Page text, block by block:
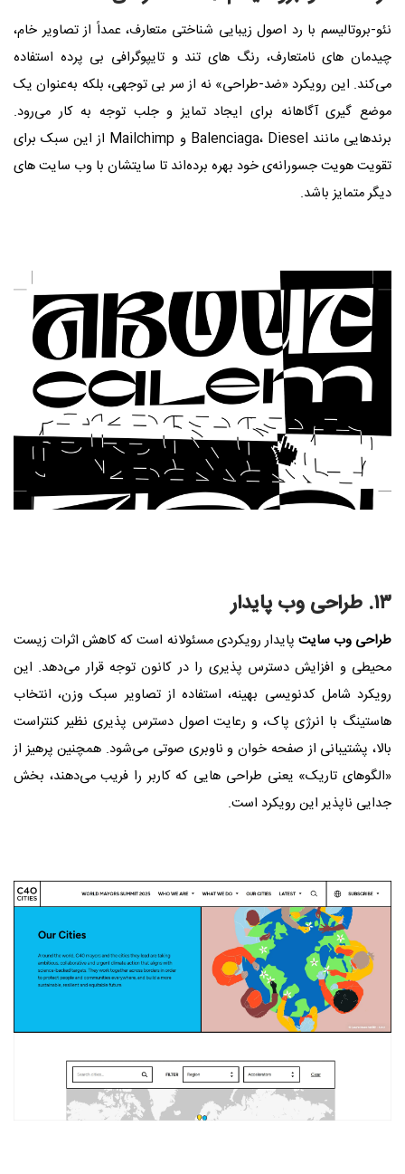
نئو-بروتالیسم با رد اصول زیبایی‌ شناختی متعارف، عمداً از تصاویر خام،
چیدمان‌ های نامتعارف، رنگ‌ های تند و تایپوگرافی بی‌ پرده استفاده
می‌کند. این رویکرد «ضد-طراحی» نه از سر بی‌ توجهی، بلکه به‌عنوان یک
موضع‌ گیری آگاهانه برای ایجاد تمایز و جلب توجه به کار می‌رود.
برندهایی مانند Balenciaga، Diesel و Mailchimp از این سبک برای
تقویت هویت جسورانه‌ی خود بهره برده‌اند تا سایتشان با وب سایت های
دیگر متمایز باشد.
۱۳. طراحی وب پایدار
طراحی وب سایت پایدار رویکردی مسئولانه است که کاهش اثرات زیست‌
محیطی و افزایش دسترس‌ پذیری را در کانون توجه قرار می‌دهد. این
رویکرد شامل کدنویسی بهینه، استفاده از تصاویر سبک‌ وزن، انتخاب
هاستینگ با انرژی پاک، و رعایت اصول دسترس‌ پذیری نظیر کنتراست
بالا، پشتیبانی از صفحه‌ خوان و ناوبری صوتی می‌شود. همچنین پرهیز از
«الگوهای تاریک» یعنی طراحی‌ هایی که کاربر را فریب می‌دهند، بخش
جدایی‌ ناپذیر این رویکرد است.